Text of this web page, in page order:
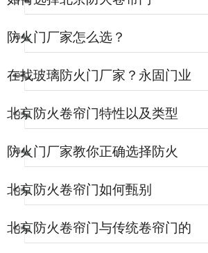
防火门厂家怎么选？
在找玻璃防火门厂家？永固门业
了解一下。
北京防火卷帘门特性以及类型
防火门厂家教你正确选择防火
门？
北京防火卷帘门如何甄别
北京防火卷帘门与传统卷帘门的
区别